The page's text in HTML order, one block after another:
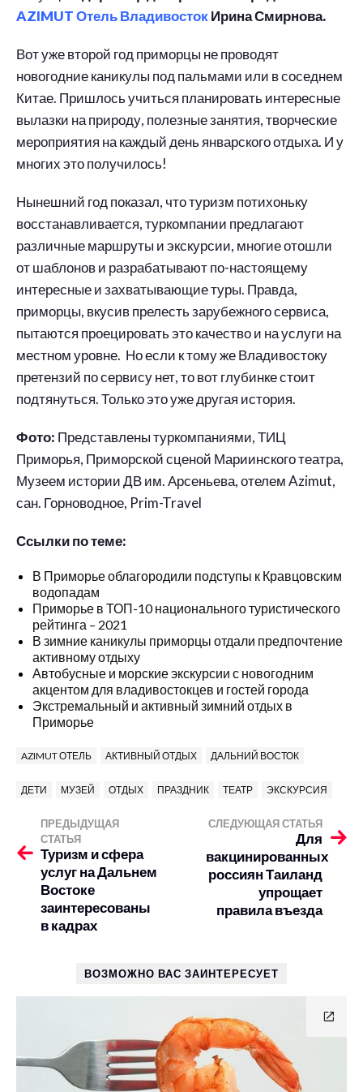
AZIMUT Отель ВладивостокИрина Смирнова.
Вот уже второй год приморцы не проводят
новогодние каникулы под пальмами или в соседнем
Китае. Пришлось учиться планировать интересные
вылазки на природу, полезные занятия, творческие
мероприятия на каждый день январского отдыха. И у
многих это получилось!
Нынешний год показал, что туризм потихоньку
восстанавливается, туркомпании предлагают
различные маршруты и экскурсии, многие отошли
от шаблонов и разрабатывают по-настоящему
интересные и захватывающие туры. Правда,
приморцы, вкусив прелесть зарубежного сервиса,
пытаются проецировать это качество и на услуги на
местном уровне. Но если к тому же Владивостоку
претензий по сервису нет, то вот глубинке стоит
подтянуться. Только это уже другая история.
Фото: Представлены туркомпаниями, ТИЦ
Приморья, Приморской сценой Мариинского театра,
Музеем истории ДВ им. Арсеньева, отелем Azimut,
сан. Горноводное, Prim-Travel
Ссылки по теме:
В Приморье облагородили подступы к Кравцовским
водопадам
Приморье в ТОП-10 национального туристического
рейтинга – 2021
В зимние каникулы приморцы отдали предпочтение
активному отдыху
Автобусные и морские экскурсии с новогодним
акцентом для владивостокцев и гостей города
Экстремальный и активный зимний отдых в
Приморье
AZIMUT ОТЕЛЬ АКТИВНЫЙ ОТДЫХ ДАЛЬНИЙ ВОСТОК
ДЕТИ МУЗЕЙ ОТДЫХ ПРАЗДНИК ТЕАТР ЭКСКУРСИЯ
ПРЕДЫДУЩАЯ
СТАТЬЯ
Туризм и сфера
услуг на Дальнем
Востоке
заинтересованы
в кадрах
СЛЕДУЮЩАЯ СТАТЬЯ
Для
вакцинированных
россиян Таиланд
упрощает
правила въезда
ВОЗМОЖНО ВАС ЗАИНТЕРЕСУЕТ